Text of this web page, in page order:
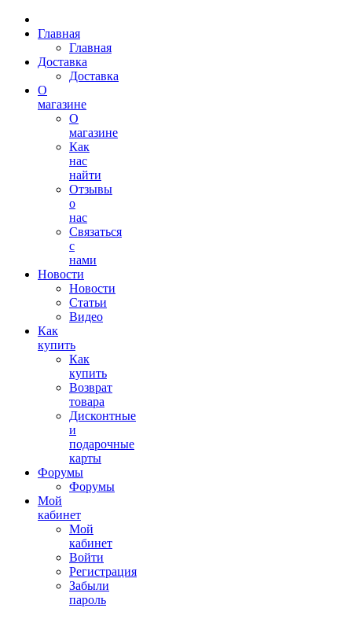
Главная
Главная
Доставка
Доставка
О
магазине
О
магазине
Как
нас
найти
Отзывы
о
нас
Связаться
с
нами
Новости
Новости
Статьи
Видео
Как
купить
Как
купить
Возврат
товара
Дисконтные
и
подарочные
карты
Форумы
Форумы
Мой
кабинет
Мой
кабинет
Войти
Регистрация
Забыли
пароль